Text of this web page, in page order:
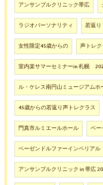
アンサンブルクリニック帯広
ラジオパーソナリティ 若返り
女性限定45歳からの 声トレ
室内楽サマーセミナーin 札幌
ル・ケレス南円山ミュージアムホ
45歳からの若返り声トレクラス
門真市ルミエールホール ベー
ベーゼンドルファーインペリアル
アンサンブルクリニック in 帯広